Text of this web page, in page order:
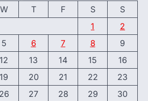
W T F S
S
1
2
5 6 7 8
9
12 13 14 15
16
19 20 21 22
23
26 27 28 29
30